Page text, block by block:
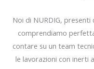
Noi di NURDIG,
comprendiamo
contare su un team
le lavorazioni con inerti